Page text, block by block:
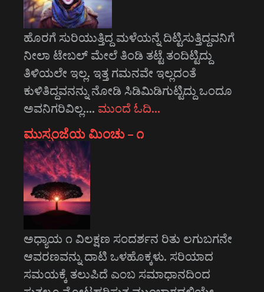
ಹೊರಗೆ ಸುರಿಯುತ್ತಿದ್ದ ಮಳೆಯನ್ನೆ ದಿಟ್ಟಿಸುತ್ತಿದ್ದವನಿಗೆ
ನೀಲಾ ಟೇಬಲ್ ಮೇಲೆ ತಿಂಡಿ ತಟ್ಟೆ ತಂದಿಟ್ಟಿದ್ದು
ತಿಳಿಯಲೇ ಇಲ್ಲ. ಇತ್ತ ಗಮನವೇ ಇಲ್ಲದಂತೆ
ಕುಳಿತಿದ್ದವನನ್ನು ನೋಡಿ ಸಿಡಿಮಿಡಿಗುಟ್ಟಿದ್ದು ಒಂದೂ
ಅವನಿಗರಿವಿಲ್ಲ.… ಮುಂದೆ ಓದಿ…
ಮುಸ್ಸಂಜೆಯ ಮಿಂಚು – ೧
ಅಧ್ಯಾಯ ೧ ವಿಲಕ್ಷಣ ಸಂದರ್ಶನ ರಿತು ಲಗುಬಗನೇ
ಆವರಣವನ್ನು ದಾಟಿ ಒಳಹೊಕ್ಕಳು. ಸರಿಯಾದ
ಸಮಯಕ್ಕೆ ತಲುಪಿದೆ ಎಂಬ ಸಮಾಧಾನದಿಂದ